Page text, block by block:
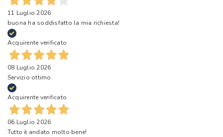
11 Luglio 2026
buona ha soddisfatto la mia richiesta!
Acquirente verificato
08 Luglio 2026
Servizio ottimo.
Acquirente verificato
06 Luglio 2026
Tutto è andato molto bene!